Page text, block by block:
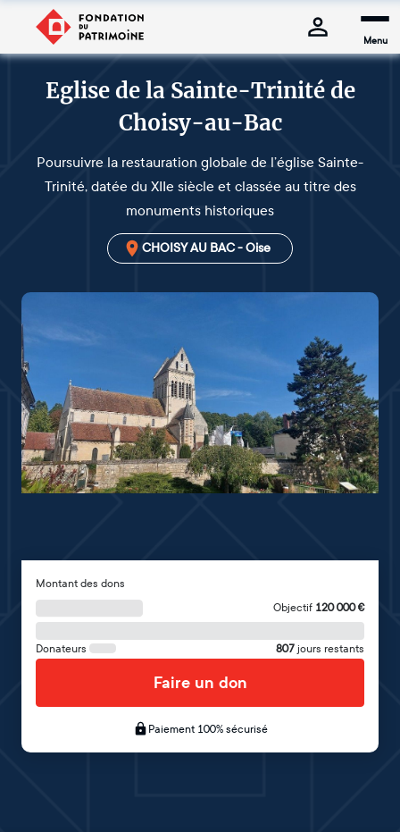
Menu
Eglise de la Sainte-Trinité de
Choisy-au-Bac
Poursuivre la restauration globale de l’église Sainte-
Trinité, datée du XIIe siècle et classée au titre des
monuments historiques
CHOISY AU BAC - Oise
Montant des dons
Objectif 120 000€
Donateurs 807 jours restants
Faire un don
Paiement 100% sécurisé